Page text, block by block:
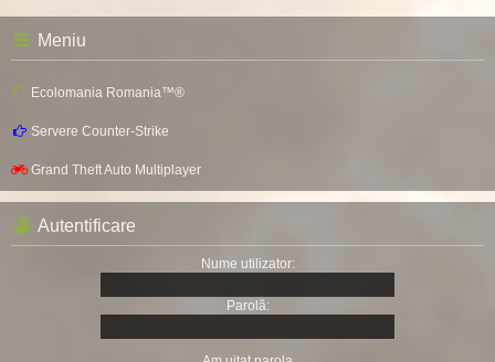
Meniu
Ecolomania Romania™®
Servere Counter-Strike
Grand Theft Auto Multiplayer
Autentificare
Nume utilizator:
Parolă: